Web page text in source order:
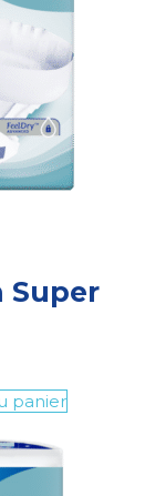
Super
panier